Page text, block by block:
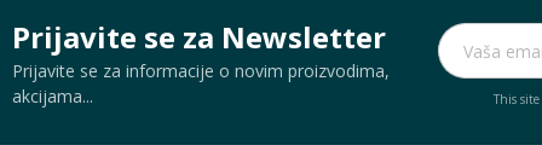
Prijavite se za Newsletter
Prijavite se za informacije o novim proizvodima,
akcijama...
This